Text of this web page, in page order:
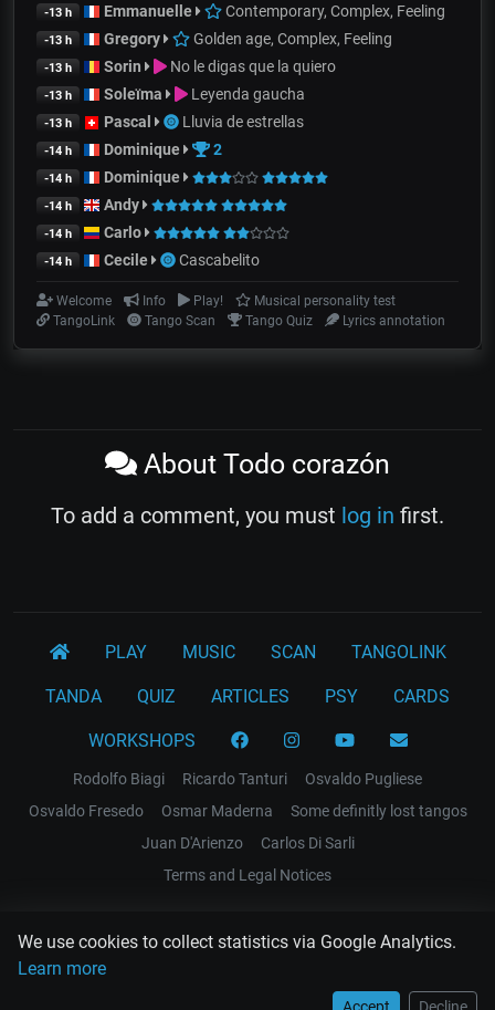
We use cookies to collect statistics via Google Analytics.
Learn more
-13 h Emmanuelle Contemporary, Complex, Feeling
-13 h Gregory Golden age, Complex, Feeling
-13 h Sorin No le digas que la quiero
-13 h Soleïma Leyenda gaucha
-13 h Pascal Lluvia de estrellas
-14 h Dominique 2
-14 h Dominique
-14 h Andy
-14 h Carlo
-14 h Cecile Cascabelito
Welcome Info Play!
Musical personality test
TangoLink
Tango Scan Tango Quiz Lyrics annotation
About Todo corazón
To add a comment, you must log in first.
PLAY MUSIC SCAN TANGOLINK
TANDA QUIZ ARTICLES PSY CARDS
WORKSHOPS
Rodolfo Biagi Ricardo Tanturi
Osvaldo Pugliese
Osvaldo Fresedo
Osmar Maderna
Some definitly lost tangos
Juan D'Arienzo
Carlos Di Sarli
Terms and Legal Notices
EL RECODO TANGO